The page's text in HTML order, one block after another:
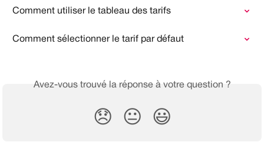
Comment utiliser le tableau des tarifs
Comment sélectionner le tarif par défaut
Avez-vous trouvé la réponse à votre question ?
😞 😐 😃